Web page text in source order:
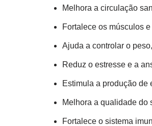
Melhora a circulação
Fortalece os músculos
Ajuda a controlar o
Reduz o estresse e a
Estimula a produção de
Melhora a qualidade do
Fortalece o sistema